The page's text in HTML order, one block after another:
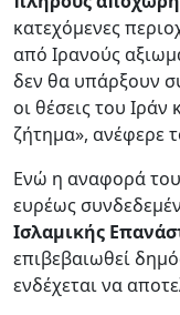
κατεχόμενες
από Ιρανούς
δεν θα υπάρξουν
οι θέσεις του Ιράν
ζήτημα», ανέφερε
Ενώ η αναφορά
ευρέως
Ισλαμικής
επιβεβαιωθεί
ενδέχεται να